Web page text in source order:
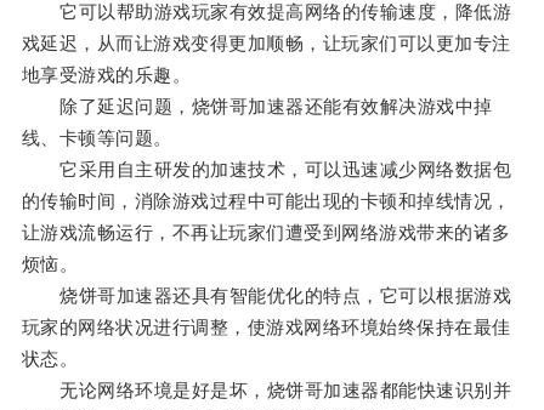
它可以帮助游戏玩家有效提高网络的传输速度，降低游
戏延迟，从而让游戏变得更加顺畅，让玩家们可以更加专注
地享受游戏的乐趣。
除了延迟问题，烧饼哥加速器还能有效解决游戏中掉
线、卡顿等问题。
它采用自主研发的加速技术，可以迅速减少网络数据包
的传输时间，消除游戏过程中可能出现的卡顿和掉线情况，
让游戏流畅运行，不再让玩家们遭受到网络游戏带来的诸多
烦恼。
烧饼哥加速器还具有智能优化的特点，它可以根据游戏
玩家的网络状况进行调整，使游戏网络环境始终保持在最佳
状态。
无论网络环境是好是坏，烧饼哥加速器都能快速识别并